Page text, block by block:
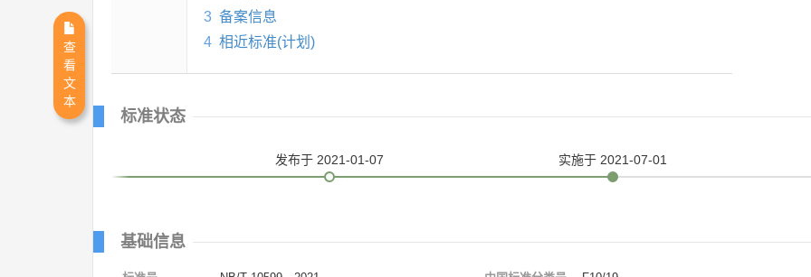
3 备案信息
4 相近标准(计划)
标准状态
发布于 2021-01-07 实施于 2021-07-01
基础信息
查
看
文
本